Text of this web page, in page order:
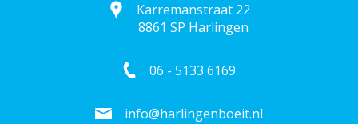
Karremanstraat 22
8861 SP Harlingen
06 - 5133 6169
info@harlingenboeit.nl